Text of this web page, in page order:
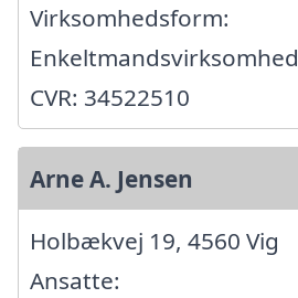
Virksomhedsform:
Enkeltmandsvirksomhed
CVR: 34522510
Arne A. Jensen
Holbækvej 19, 4560 Vig
Ansatte: